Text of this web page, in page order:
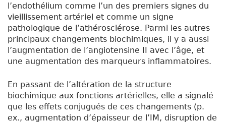
l’endothélium comme l’un des premiers signes du
vieillissement artériel et comme un signe
pathologique de l’athérosclérose. Parmi les autres
principaux changements biochimiques, il y a aussi
l’augmentation de l’angiotensine II avec l’âge, et
une augmentation des marqueurs inflammatoires.
En passant de l’altération de la structure
biochimique aux fonctions artérielles, elle a signalé
que les effets conjugués de ces changements (p.
ex., augmentation d’épaisseur de l’IM, disruption de